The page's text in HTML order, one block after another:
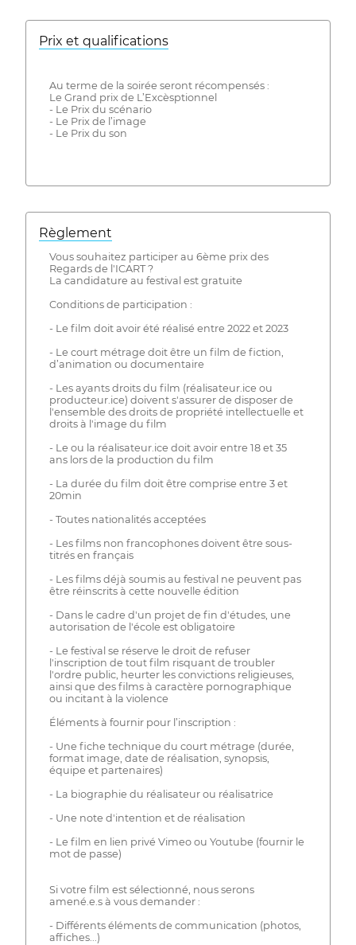
Prix ​​et qualifications
Au terme de la soirée seront récompensés :
Le Grand prix de L’Excèsptionnel
- Le Prix du scénario
- Le Prix de l’image
- Le Prix du son
Règlement
Vous souhaitez participer au 6ème prix des
Regards de l'ICART ?
La candidature au festival est gratuite
Conditions de participation :
- Le film doit avoir été réalisé entre 2022 et 2023
- Le court métrage doit être un film de fiction,
d’animation ou documentaire
- Les ayants droits du film (réalisateur.ice ou
producteur.ice) doivent s'assurer de disposer de
l'ensemble des droits de propriété intellectuelle et
droits à l'image du film
- Le ou la réalisateur.ice doit avoir entre 18 et 35
ans lors de la production du film
- La durée du film doit être comprise entre 3 et
20min
- Toutes nationalités acceptées
- Les films non francophones doivent être sous-
titrés en français
- Les films déjà soumis au festival ne peuvent pas
être réinscrits à cette nouvelle édition
- Dans le cadre d'un projet de fin d'études, une
autorisation de l'école est obligatoire
- Le festival se réserve le droit de refuser
l'inscription de tout film risquant de troubler
l'ordre public, heurter les convictions religieuses,
ainsi que des films à caractère pornographique
ou incitant à la violence
Éléments à fournir pour l’inscription :
- Une fiche technique du court métrage (durée,
format image, date de réalisation, synopsis,
équipe et partenaires)
- La biographie du réalisateur ou réalisatrice
- Une note d'intention et de réalisation
- Le film en lien privé Vimeo ou Youtube (fournir le
mot de passe)
Si votre film est sélectionné, nous serons
amené.e.s à vous demander :
- Différents éléments de communication (photos,
affiches...)